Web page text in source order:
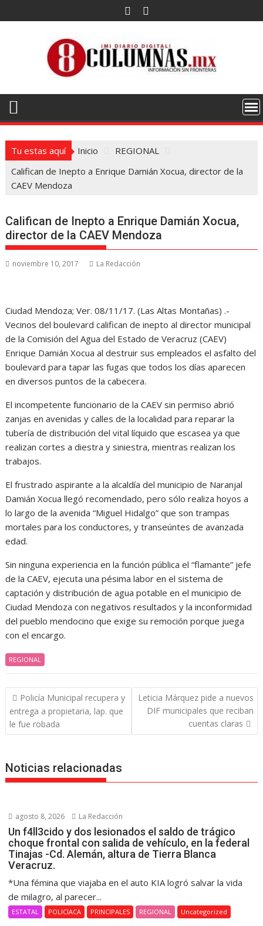
al
Tu estas aquí Inicio
REGIONAL
Califican de Inepto a Enrique Damián Xocua, director de la
CAEV Mendoza
Califican de Inepto a Enrique Damián Xocua,
director de la CAEV Mendoza
noviembre 10, 2017 La Redacción
Ciudad Mendoza; Ver. 08/11/17. (Las Altas Montañas) .-
Vecinos del boulevard califican de inepto al director municipal
de la Comisión del Agua del Estado de Veracruz (CAEV)
Enrique Damián Xocua al destruir sus empleados el asfalto del
boulevard para tapar las fugas que todos los días aparecen
en diversos puntos de la cabecera.
El incompetente funcionario de la CAEV sin permiso abrió
zanjas en avenidas y calles de la localidad para reparar la
tubería de distribución del vital líquido que escasea ya que
realizan cortes a diestra y siniestra, mientras realizan los
trabajos.
El frustrado aspirante a la alcaldía del municipio de Naranjal
Damián Xocua llegó recomendado, pero sólo realiza hoyos a
lo largo de la avenida “Miguel Hidalgo” que son trampas
mortales para los conductores, y transeúntes de avanzada
edad.
Sin ninguna experiencia en la función pública el “flamante” jefe
de la CAEV, ejecuta una pésima labor en el sistema de
captación y distribución de agua potable en el municipio de
Ciudad Mendoza con negativos resultados y la inconformidad
del pueblo mendocino que exige su remoción porque juega
con el encargo.
REGIONAL
Navegación
de
entradas
Policía Municipal recupera y
entrega a propietaria, lap. que
le fue robada
Leticia Márquez pide a nuevos
DIF municipales que reciban
cuentas claras
Noticias relacionadas
agosto 8, 2026 La Redacción
Un f4ll3cido y dos lesionados el saldo de trágico
choque frontal con salida de vehículo, en la federal
Tinajas -Cd. Alemán, altura de Tierra Blanca
Veracruz.
*Una fémina que viajaba en el auto KIA logró salvar la vida
de milagro, al parecer...
ESTATAL POLICIACA PRINCIPALES REGIONAL Uncategorized